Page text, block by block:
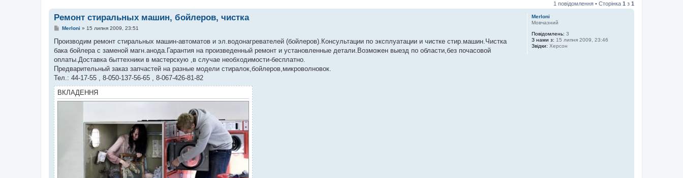
1 повідомлення • Сторінка 1 з 1
Merloni
Мовчазний
Повідомлень: 3
З нами з: 15 липня 2009, 23:46
Звідки: Херсон
Ремонт стиральных машин, бойлеров, чистка
П
в
д
о
л
е
я
Merloni » 15 липня 2009, 23:51
Производим ремонт стиральных машин-автоматов и эл.водонагревателей (бойлеров).Консультации по эксплуатации и чистке стир.машин.Чистка
бака бойлера с заменой магн.анода.Гарантия на произведенный ремонт и установленные детали.Возможен выезд по области,без почасовой
оплаты.Доставка быттехники в мастерскую ,в случае необходимости-бесплатно.
Предварительный заказ запчастей на разные модели стиралок,бойлеров,микроволновок.
Тел.: 44-17-55 , 8-050-137-56-65 , 8-067-426-81-82
ВКЛАДЕННЯ